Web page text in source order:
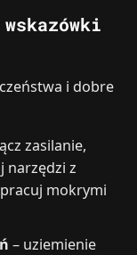
i dobre
zasilanie,
narzędzi z
mokrymi
– uziemienie